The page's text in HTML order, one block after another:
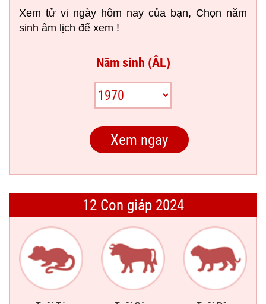
Xem tử vi ngày hôm nay của bạn, Chọn năm
sinh âm lịch để xem !
Năm sinh (ÂL)
12 Con giáp 2024